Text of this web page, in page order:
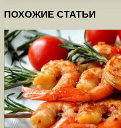
ПОХОЖИЕ СТАТЬИ